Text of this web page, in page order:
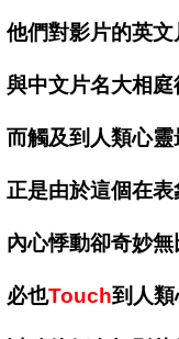
他們對影片的英
與中文片名大相庭
而觸及到人類心
正是由於這個在表
內心悸動卻奇妙無
必也Touch到人類